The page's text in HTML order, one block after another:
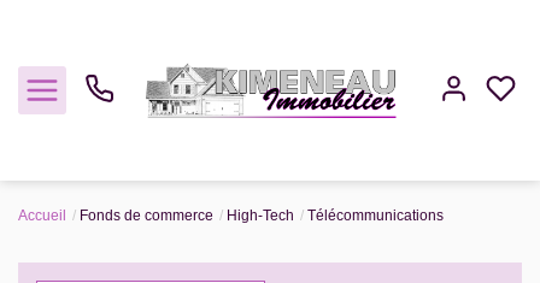
Accueil Fonds de commerce High-Tech Télécommunications